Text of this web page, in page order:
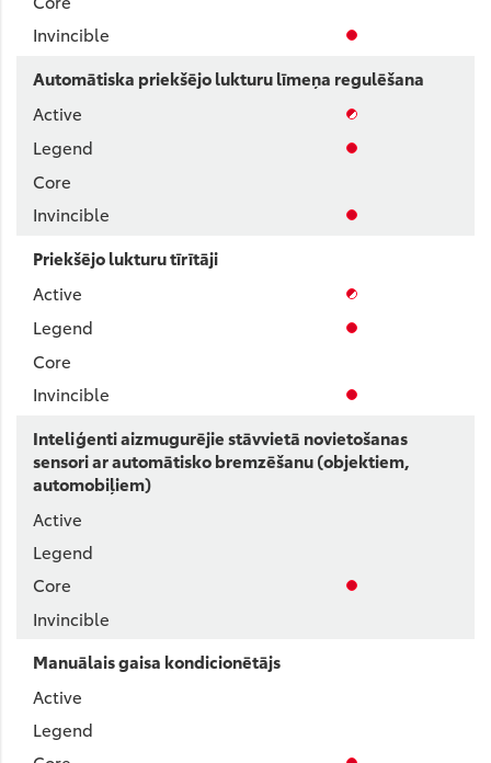
Automātiska priekšējo lukturu līmeņa regulēšana
Priekšējo lukturu tīrītāji
Inteliģenti aizmugurējie stāvvietā novietošanas
sensori ar automātisko bremzēšanu (objektiem,
automobiļiem)
Manuālais gaisa kondicionētājs